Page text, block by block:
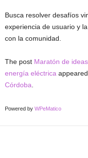
Busca resolver desafíos
experiencia de usuario y
con la comunidad.
The post Maratón de
energía eléctrica
Córdoba
Powered by WPeMatico